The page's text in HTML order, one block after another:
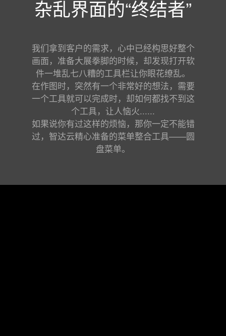
杂乱界面的“终结者”
我们拿到客户的需求，心中已经构思好整个
画面，准备大展拳脚的时候，却发现打开软
件一堆乱七八糟的工具栏让你眼花缭乱。
在作图时，突然有一个非常好的想法，需要
一个工具就可以完成时，却如何都找不到这
个工具，让人恼火......
如果说你有过这样的烦恼，那你一定不能错
过，智达云精心准备的菜单整合工具——圆
盘菜单。